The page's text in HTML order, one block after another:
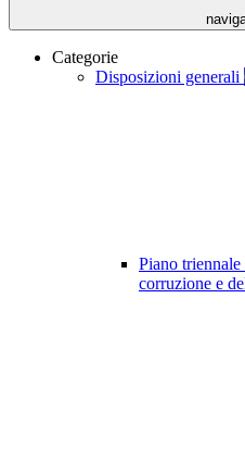
Categorie
Disposizioni generali
Piano
corruzione e